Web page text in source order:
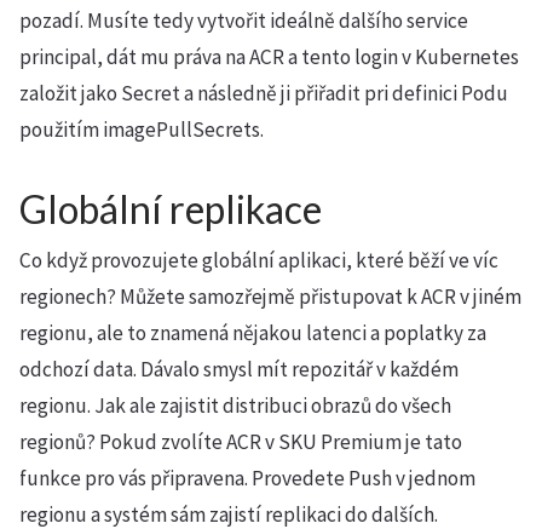
pozadí. Musíte tedy vytvořit ideálně dalšího service
principal, dát mu práva na ACR a tento login v Kubernetes
založit jako Secret a následně ji přiřadit pri definici Podu
použitím imagePullSecrets.
Globální replikace
Co když provozujete globální aplikaci, které běží ve víc
regionech? Můžete samozřejmě přistupovat k ACR v jiném
regionu, ale to znamená nějakou latenci a poplatky za
odchozí data. Dávalo smysl mít repozitář v každém
regionu. Jak ale zajistit distribuci obrazů do všech
regionů? Pokud zvolíte ACR v SKU Premium je tato
funkce pro vás připravena. Provedete Push v jednom
regionu a systém sám zajistí replikaci do dalších.